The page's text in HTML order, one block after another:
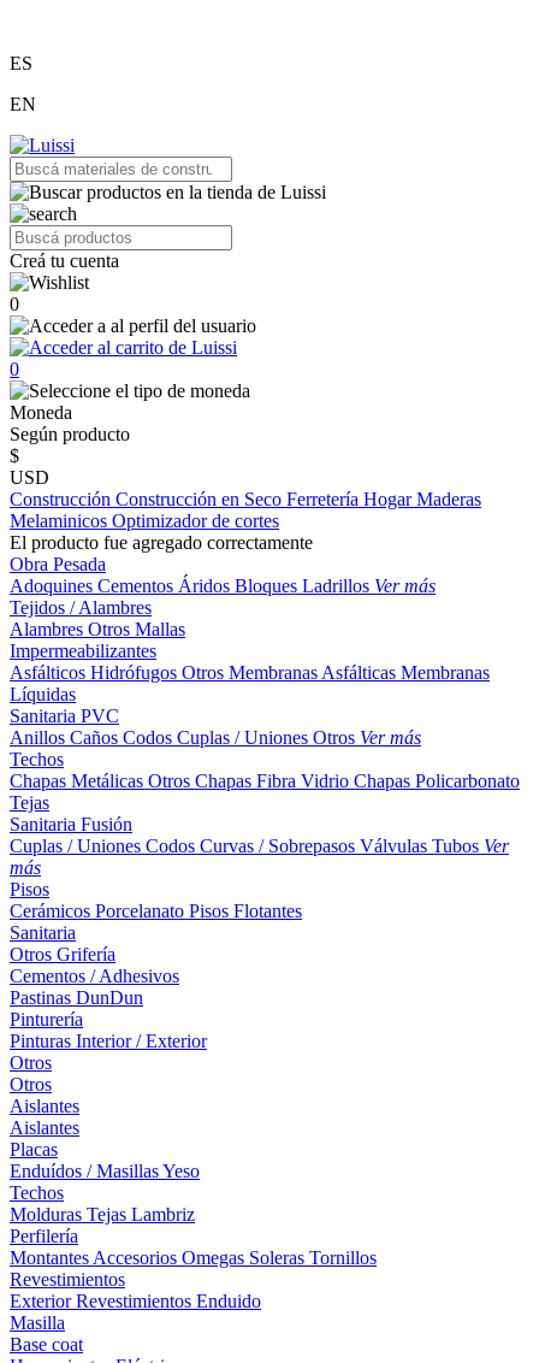
ES
EN
Creá tu cuenta
0
0
Moneda
Según producto
$
USD
Construcción Construcción en Seco Ferretería HogarMaderas
Melaminicos Optimizador de cortes
El producto fue agregado correctamente
Obra Pesada
Adoquines Cementos Áridos Bloques Ladrillos Ver más
Tejidos / Alambres
Alambres Otros Mallas
Impermeabilizantes
Asfálticos Hidrófugos Otros Membranas Asfálticas Membranas
Líquidas
Sanitaria PVC
Anillos Caños Codos Cuplas / Uniones Otros Ver más
Techos
Chapas Metálicas Otros Chapas Fibra Vidrio Chapas Policarbonato
Tejas
Sanitaria Fusión
Cuplas / Uniones Codos Curvas / Sobrepasos Válvulas Tubos Ver
más
Pisos
Cerámicos Porcelanato Pisos Flotantes
Sanitaria
Otros Grifería
Cementos / Adhesivos
Pastinas DunDun
Pinturería
Pinturas Interior / Exterior
Otros
Otros
Aislantes
Aislantes
Placas
Enduídos / MasillasYeso
Techos
Molduras Tejas Lambriz
Perfilería
Montantes Accesorios Omegas Soleras Tornillos
Revestimientos
ExteriorRevestimientos Enduido
Masilla
Base coat